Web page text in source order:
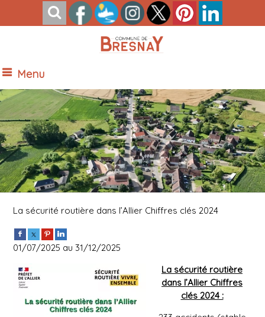
Menu
Vue Nord de Bresnay
La sécurité routière dans l’Allier Chiffres clés 2024
01/07/2025 au 31/12/2025
La sécurité routière
dans l’Allier Chiffres
clés 2024 :